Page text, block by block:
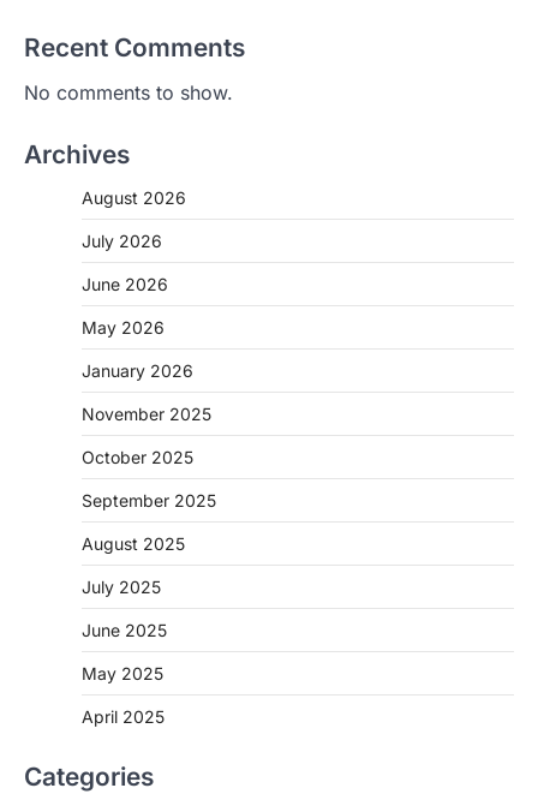
Recent Comments
No comments to show.
Archives
August 2026
July 2026
June 2026
May 2026
January 2026
November 2025
October 2025
September 2025
August 2025
July 2025
June 2025
May 2025
April 2025
Categories
CHHATTISGARH
CG: 1 से 19 वर्ष तक के बच्चों को निःशुल्क दी
जाएगी एल्बेंडाजोल
More Khabar August 7, 2026
रायपुर। राष्ट्रीय कृमि मुक्ति दिवस भारत सरकार द्वारा
बच्चों के स्वास्थ्य सुधार के लिए वर्ष…
CHHATTISGARH